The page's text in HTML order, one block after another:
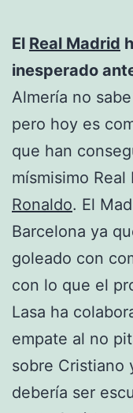
El Real Madrid
inesperado
Almería no
pero hoy es
que han
mísmisimo Real
Ronaldo. El
Barcelona ya
goleado con
con lo que el
Lasa ha
empate al no
sobre Cristiano
debería ser